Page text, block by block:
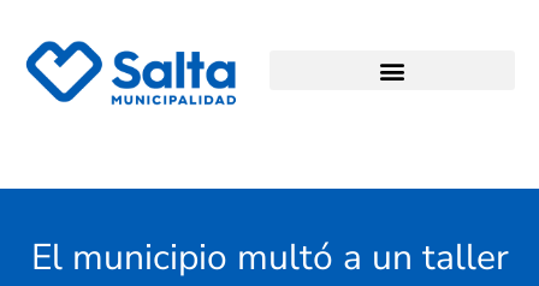
El municipio multó a un taller